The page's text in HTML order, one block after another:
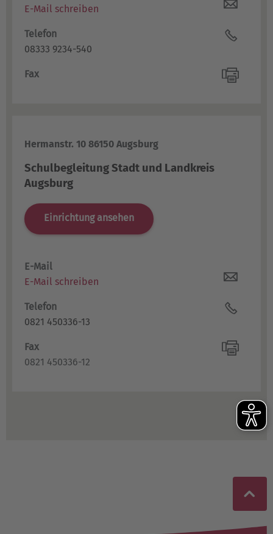
E-Mail schreiben
Telefon
08333 9234-540
Fax
Hermanstr. 10 86150 Augsburg
Schulbegleitung Stadt und Landkreis
Augsburg
Einrichtung ansehen
E-Mail
E-Mail schreiben
Telefon
0821 450336-13
Fax
0821 450336-12